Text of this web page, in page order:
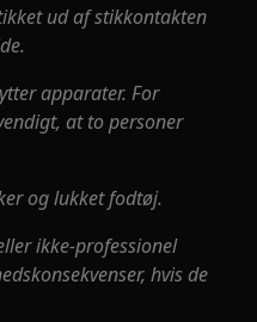
ud af stikkontakten
apparater. For
at to personer
og lukket fodtøj.
ikke-professionel
hvis de